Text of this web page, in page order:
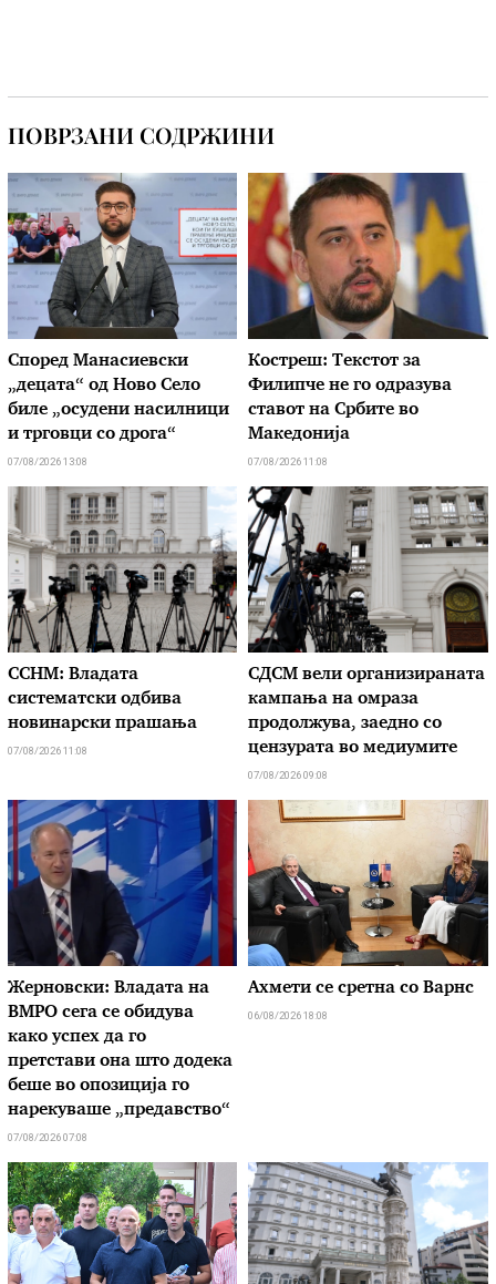
ПОВРЗАНИ СОДРЖИНИ
Според Манасиевски
„децата“ од Ново Село
биле „осудени насилници
и трговци со дрога“
07/08/2026 13:08
Костреш: Текстот за
Филипче не го одразува
ставот на Србите во
Македонија
07/08/2026 11:08
ССНМ: Владата
систематски одбива
новинарски прашања
07/08/2026 11:08
СДСМ вели организираната
кампања на омраза
продолжува, заедно со
цензурата во медиумите
07/08/2026 09:08
Жерновски: Владата на
ВМРО сега се обидува
како успех да го
претстави она што додека
беше во опозиција го
нарекуваше „предавство“
07/08/2026 07:08
Ахмети се сретна со Варнс
06/08/2026 18:08